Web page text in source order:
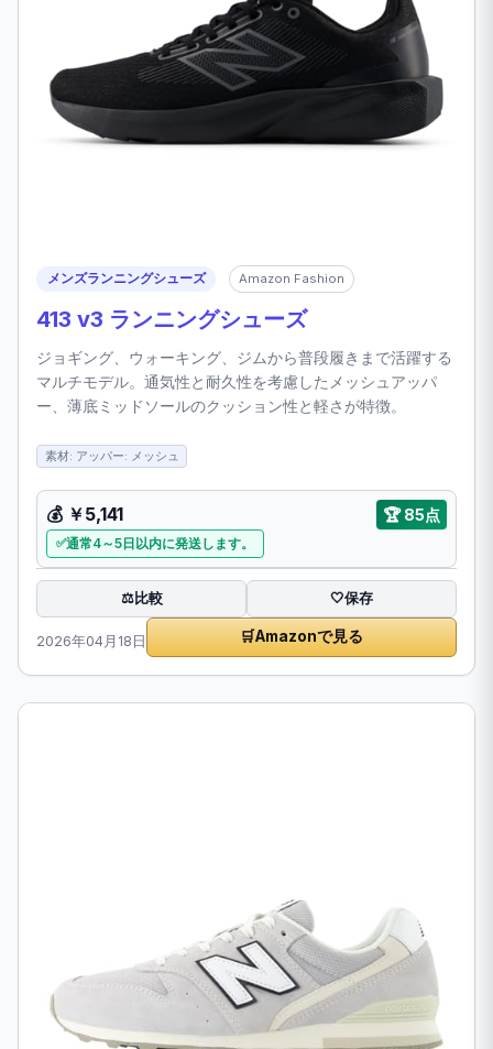
メンズランニングシューズ Amazon Fashion
413 v3 ランニングシューズ
ジョギング、ウォーキング、ジムから普段履きまで活躍する
マルチモデル。通気性と耐久性を考慮したメッシュアッパ
ー、薄底ミッドソールのクッション性と軽さが特徴。
素材: アッパー: メッシュ
💰 ￥5,141 🏆 85点
通常4～5日以内に発送します。
⚖️比較 🤍保存
2026年04月18日 🛒Amazonで見る